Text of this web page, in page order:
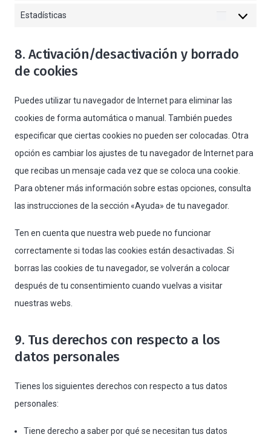
Estadísticas
8. Activación/desactivación y borrado
de cookies
Puedes utilizar tu navegador de Internet para eliminar las
cookies de forma automática o manual. También puedes
especificar que ciertas cookies no pueden ser colocadas. Otra
opción es cambiar los ajustes de tu navegador de Internet para
que recibas un mensaje cada vez que se coloca una cookie.
Para obtener más información sobre estas opciones, consulta
las instrucciones de la sección «Ayuda» de tu navegador.
Ten en cuenta que nuestra web puede no funcionar
correctamente si todas las cookies están desactivadas. Si
borras las cookies de tu navegador, se volverán a colocar
después de tu consentimiento cuando vuelvas a visitar
nuestras webs.
9. Tus derechos con respecto a los
datos personales
Tienes los siguientes derechos con respecto a tus datos
personales:
Tiene derecho a saber por qué se necesitan tus datos